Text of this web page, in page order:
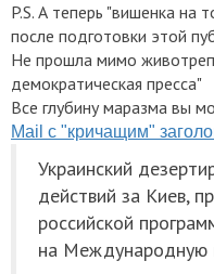
P.S. А теперь "вишенка на
после подготовки этой
Не прошла мимо
демократическая пресса"
Все глубину маразма вы
Mail с "кричащим"
Украинский
действий за Киев,
российской
на Международную